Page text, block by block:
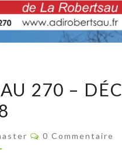
270 –
Commentaires
0 Commentaire